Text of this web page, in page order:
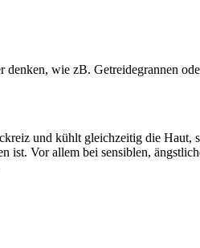
wie zB. Getreidegrannen
und kühlt gleichzeitig die Haut,
Vor allem bei sensiblen,